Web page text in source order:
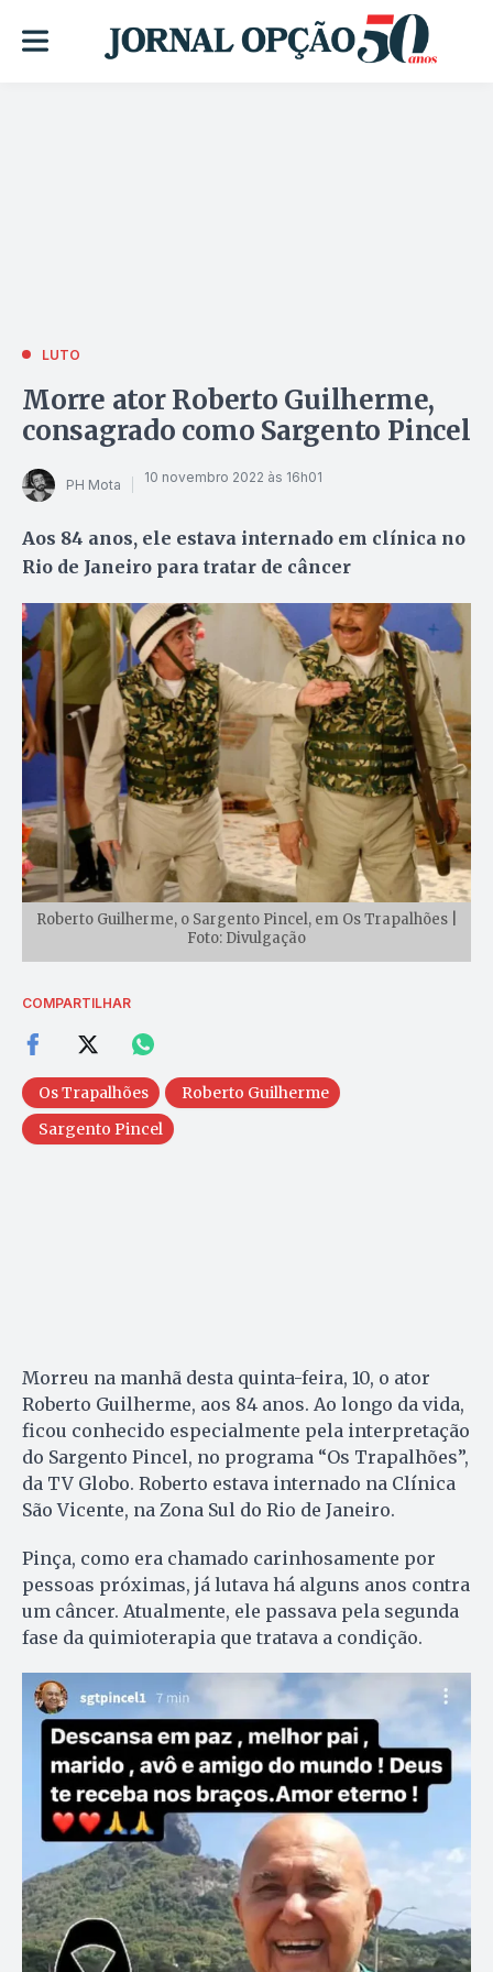
LUTO
Morre ator Roberto Guilherme,
consagrado como Sargento Pincel
PH Mota 10 novembro 2022 às 16h01
Aos 84 anos, ele estava internado em clínica no
Rio de Janeiro para tratar de câncer
Roberto Guilherme, o Sargento Pincel, em Os Trapalhões |
Foto: Divulgação
COMPARTILHAR
Os Trapalhões
Roberto Guilherme
Sargento Pincel
Morreu na manhã desta quinta-feira, 10, o ator
Roberto Guilherme, aos 84 anos. Ao longo da vida,
ficou conhecido especialmente pela interpretação
do Sargento Pincel, no programa “Os Trapalhões”,
da TV Globo. Roberto estava internado na Clínica
São Vicente, na Zona Sul do Rio de Janeiro.
Pinça, como era chamado carinhosamente por
pessoas próximas, já lutava há alguns anos contra
um câncer. Atualmente, ele passava pela segunda
fase da quimioterapia que tratava a condição.